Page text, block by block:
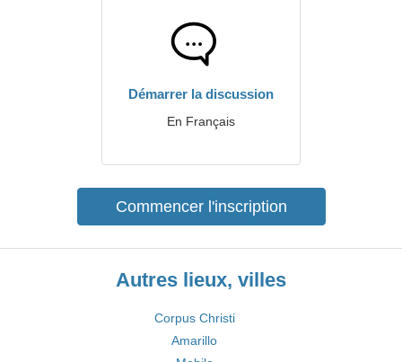
Démarrer la discussion
En Français
Commencer l'inscription
Autres lieux, villes
Corpus Christi
Amarillo